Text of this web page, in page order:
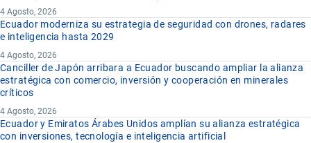
4 Agosto, 2026
Ecuador moderniza su estrategia de seguridad con drones, radares
e inteligencia hasta 2029
4 Agosto, 2026
Canciller de Japón arribara a Ecuador buscando ampliar la alianza
estratégica con comercio, inversión y cooperación en minerales
críticos
4 Agosto, 2026
Ecuador y Emiratos Árabes Unidos amplían su alianza estratégica
con inversiones, tecnología e inteligencia artificial